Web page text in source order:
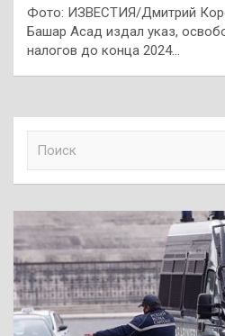
Фото: ИЗВЕСТИЯ/Дмитрий
Башар Асад издал указ,
налогов до конца 2024…
к